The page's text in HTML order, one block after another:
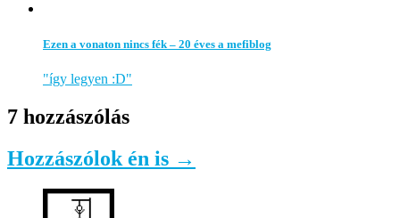
Ezen a vonaton nincs fék – 20 éves a mefiblog
"így legyen :D"
7 hozzászólás
Hozzászólok én is →